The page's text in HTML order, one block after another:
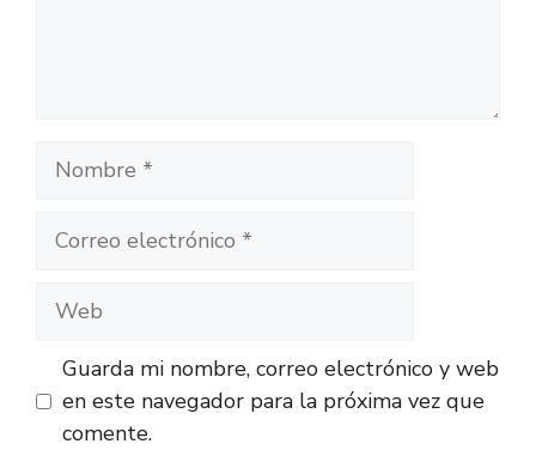
Guarda mi nombre, correo electrónico y web
en este navegador para la próxima vez que
comente.